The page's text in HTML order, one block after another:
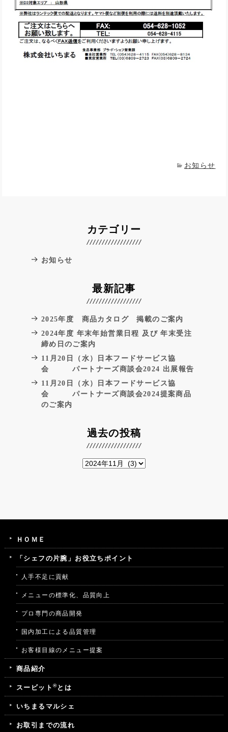
お知らせ
カテゴリー
お知らせ
最新記事
2025年度 商品カタログ 掲載のご案内
2024年度 年末年始営業日程 及び 年末受注
締め日のご案内
11月20日（水）日本フードサービス協
会 パートナーズ商談会2024 出展報告
11月20日（水）日本フードサービス協
会 パートナーズ商談会2024提案商品
のご案内
過去の投稿
ＨＯＭＥ
「シェフの片腕」お役立ちポイント
人手不足に貢献
メニューの標準化、品質向上
プロ専門の商品開発
国内加工による品質管理
お客様目線のメニュー提案
商品紹介
スービット ®とは
いちまるマルシェ
お取引までの流れ